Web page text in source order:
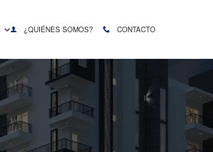
¿QUIÉNES SOMOS? CONTACTO